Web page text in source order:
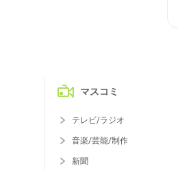
マスコミ
テレビ/ラジオ
音楽/芸能/制作
新聞